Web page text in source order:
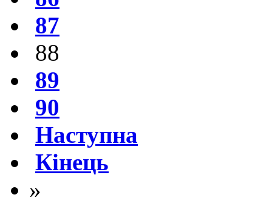
87
88
89
90
Наступна
Кінець
»